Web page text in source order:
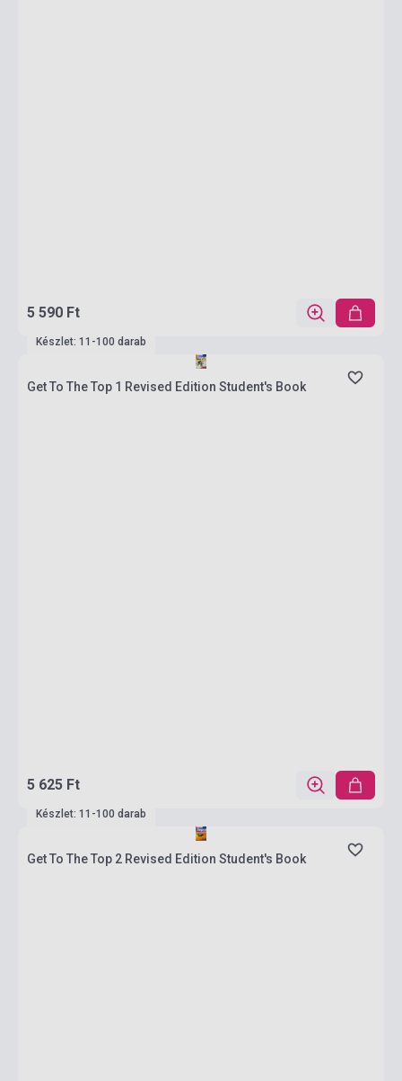
5 590 Ft
Készlet: 11-100 darab
Get To The Top 1 Revised Edition Student's Book
5 625 Ft
Készlet: 11-100 darab
Get To The Top 2 Revised Edition Student's Book